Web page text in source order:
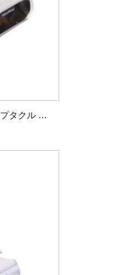
USB タイプ C トップマウント レセプタクル 24 ピン DIP+SMT はんだタイプ、USB C メス コネクタ